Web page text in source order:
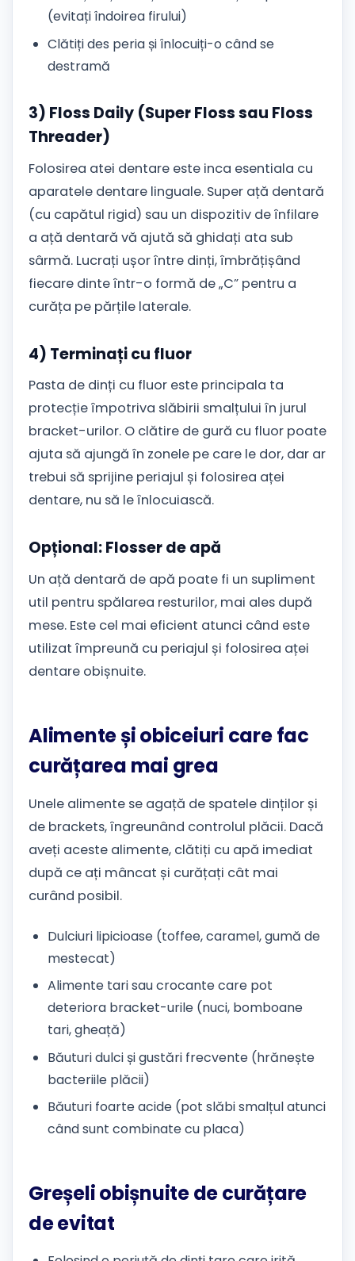
(evitați îndoirea firului)
Clătiți des peria și înlocuiți-o când se
destramă
3) Floss Daily (Super Floss sau Floss
Threader)
Folosirea atei dentare este inca esentiala cu
aparatele dentare linguale. Super ață dentară
(cu capătul rigid) sau un dispozitiv de înfilare
a ață dentară vă ajută să ghidați ata sub
sârmă. Lucrați ușor între dinți, îmbrățișând
fiecare dinte într-o formă de „C” pentru a
curăța pe părțile laterale.
4) Terminați cu fluor
Pasta de dinți cu fluor este principala ta
protecție împotriva slăbirii smalțului în jurul
bracket-urilor. O clătire de gură cu fluor poate
ajuta să ajungă în zonele pe care le dor, dar ar
trebui să sprijine periajul și folosirea aței
dentare, nu să le înlocuiască.
Opțional: Flosser de apă
Un ață dentară de apă poate fi un supliment
util pentru spălarea resturilor, mai ales după
mese. Este cel mai eficient atunci când este
utilizat împreună cu periajul și folosirea aței
dentare obișnuite.
Alimente și obiceiuri care fac
curățarea mai grea
Unele alimente se agață de spatele dinților și
de brackets, îngreunând controlul plăcii. Dacă
aveți aceste alimente, clătiți cu apă imediat
după ce ați mâncat și curățați cât mai
curând posibil.
Dulciuri lipicioase (toffee, caramel, gumă de
mestecat)
Alimente tari sau crocante care pot
deteriora bracket-urile (nuci, bomboane
tari, gheață)
Băuturi dulci și gustări frecvente (hrănește
bacteriile plăcii)
Băuturi foarte acide (pot slăbi smalțul atunci
când sunt combinate cu placa)
Greșeli obișnuite de curățare
de evitat